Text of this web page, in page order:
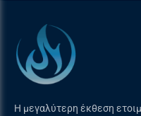
Η μεγαλύτερη έκθεση